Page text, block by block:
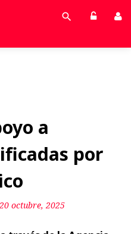
a
por
20 octubre, 2025